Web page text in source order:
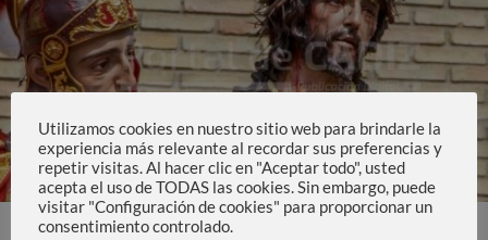
ACTUALIDAD,PUBLICACIONES Y PRENSA
Utilizamos cookies en nuestro sitio web para brindarle la
experiencia más relevante al recordar sus preferencias y
repetir visitas. Al hacer clic en "Aceptar todo", usted
acepta el uso de TODAS las cookies. Sin embargo, puede
visitar "Configuración de cookies" para proporcionar un
consentimiento controlado.